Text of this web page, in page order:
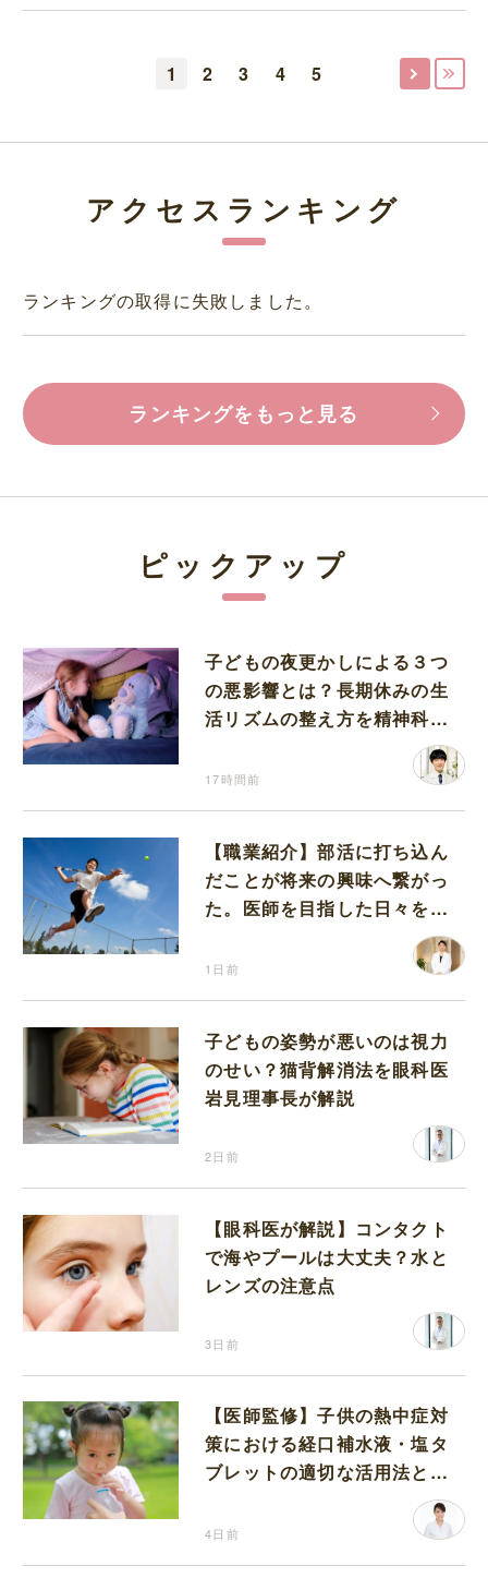
1 2 3 4 5
アクセスランキング
ランキングの取得に失敗しました。
ランキングをもっと見る
ピックアップ
子どもの夜更かしによる３つ
の悪影響とは？長期休みの生
活リズムの整え方を精神科医
17時間前
【職業紹介】部活に打ち込ん
だことが将来の興味へ繋がっ
た。医師を目指した日々を振
1日前
子どもの姿勢が悪いのは視力
のせい？猫背解消法を眼科医
岩見理事長が解説
2日前
【眼科医が解説】コンタクト
で海やプールは大丈夫？水と
レンズの注意点
3日前
【医師監修】子供の熱中症対
策における経口補水液・塩タ
ブレットの適切な活用法と水
4日前